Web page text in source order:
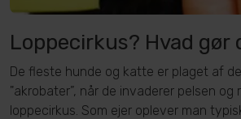
Loppecirkus? Hvad gør
De fleste hunde og katte er plaget af
"akrobater”, når de invaderer pelsen og
loppecirkus. Som ejer oplever man